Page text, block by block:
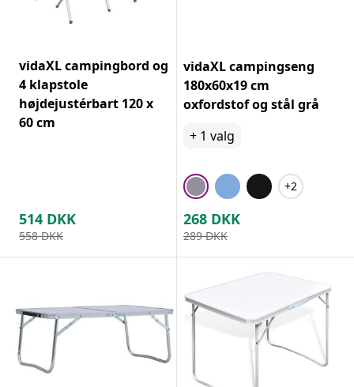
vidaXL campingbord og
4 klapstole
højdejustérbart 120 x
60 cm
514 DKK
558 DKK
vidaXL campingseng
180x60x19 cm
oxfordstof og stål grå
+ 1 valg
+2
268 DKK
289 DKK